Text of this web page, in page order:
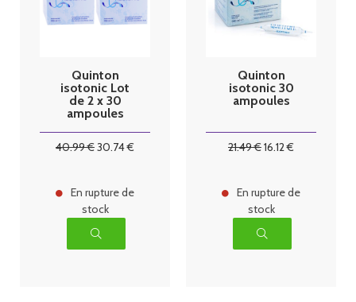
Quinton
isotonic Lot
de 2 x 30
ampoules
40.99€30.74€
En rupture de
stock
Quinton
isotonic 30
ampoules
21.49€16.12€
En rupture de
stock